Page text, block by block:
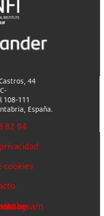
44
108-111
España.
82 94
cookies
Instagram